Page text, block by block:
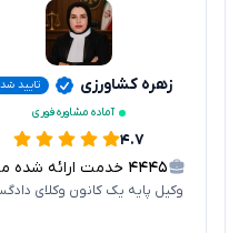
زهره کشاورزی
تایید
آماده مشاوره فوری
۴.۷
۴۴۴۵ خدمت ارائه شده موفق
وکیل پایه یک کانون وکلای